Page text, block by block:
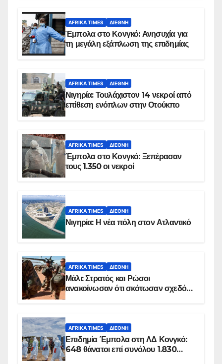
AFRIKA TIMES ΔΙΕΘΝΉ
Έμπολα στο Κονγκό: Ανησυχία για
τη μεγάλη εξάπλωση της επιδημίας
AFRIKA TIMES ΔΙΕΘΝΉ
Νιγηρία: Τουλάχιστον 14 νεκροί από
επίθεση ενόπλων στην Οτούκπο
AFRIKA TIMES ΔΙΕΘΝΉ
Έμπολα στο Κονγκό: Ξεπέρασαν
τους 1.350 οι νεκροί
AFRIKA TIMES ΔΙΕΘΝΉ
Νιγηρία: Η νέα πόλη στον Ατλαντικό
AFRIKA TIMES ΔΙΕΘΝΉ
Μάλι: Στρατός και Ρώσοι
ανακοίνωσαν ότι σκότωσαν σχεδόν
AFRIKA TIMES ΔΙΕΘΝΉ
Επιδημία Έμπολα στη ΛΔ Κονγκό:
648 θάνατοι επί συνόλου 1.830